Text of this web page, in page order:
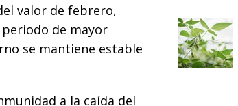
valor de febrero,
de mayor
se mantiene estable
a la caída del